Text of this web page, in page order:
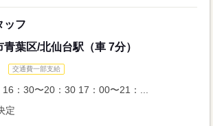
ッフ
葉区/北仙台駅（車 7分）
交通費一部支給
：30〜20：30 17：00〜21：...
定